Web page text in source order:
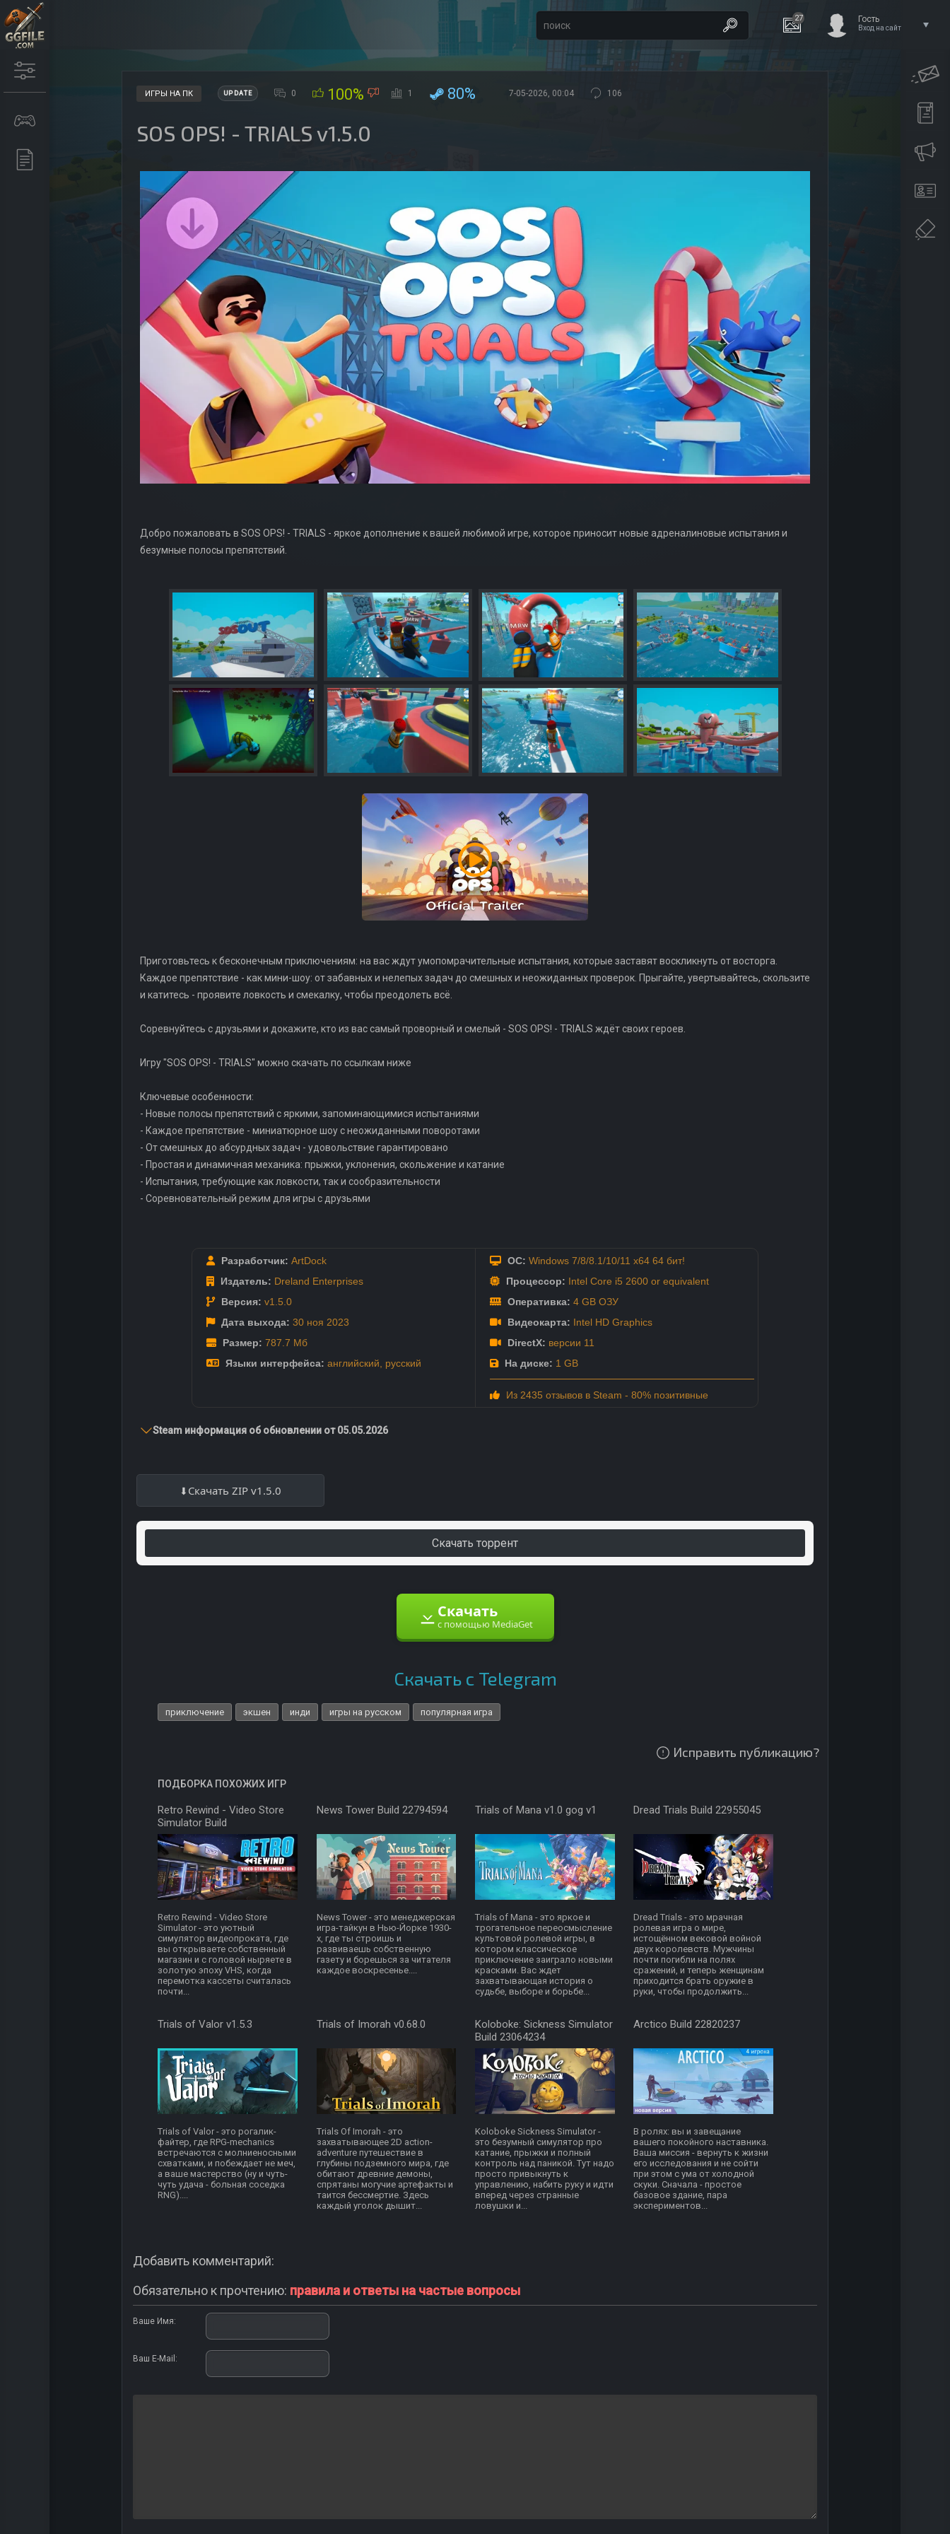
27 Гость
Вход на сайт
ИГРЫ НА ПК UPDATE 0 100% 1 80% 7-05-2026, 00:04 106
SOS OPS! - TRIALS v1.5.0
Добро пожаловать в SOS OPS! - TRIALS - яркое дополнение к вашей любимой игре, которое приносит новые адреналиновые испытания и
безумные полосы препятствий.
Приготовьтесь к бесконечным приключениям: на вас ждут умопомрачительные испытания, которые заставят воскликнуть от восторга.
Каждое препятствие - как мини-шоу: от забавных и нелепых задач до смешных и неожиданных проверок. Прыгайте, увертывайтесь, скользите
и катитесь - проявите ловкость и смекалку, чтобы преодолеть всё.
Соревнуйтесь с друзьями и докажите, кто из вас самый проворный и смелый - SOS OPS! - TRIALS ждёт своих героев.
Игру "SOS OPS! - TRIALS" можно скачать по ссылкам ниже
Ключевые особенности:
- Новые полосы препятствий с яркими, запоминающимися испытаниями
- Каждое препятствие - миниатюрное шоу с неожиданными поворотами
- От смешных до абсурдных задач - удовольствие гарантировано
- Простая и динамичная механика: прыжки, уклонения, скольжение и катание
- Испытания, требующие как ловкости, так и сообразительности
- Соревновательный режим для игры с друзьями
Разработчик: ArtDock
Издатель: Dreland Enterprises
Версия: v1.5.0
Дата выхода: 30 ноя 2023
Размер: 787.7 Мб
Языки интерфейса: английский, русский
ОС: Windows 7/8/8.1/10/11 x64 64 бит!
Процессор: Intel Core i5 2600 or equivalent
Оперативка: 4 GB ОЗУ
Видеокарта: Intel HD Graphics
DirectX: версии 11
На диске: 1 GB
Из 2435 отзывов в Steam - 80% позитивные
Steam информация об обновлении от 05.05.2026
Скачать ZIP v1.5.0
Скачать торрент
Скачать
с помощью MediaGet
Скачать с Telegram
приключение экшен инди игры на русском популярная игра
Исправить публикацию?
ПОДБОРКА ПОХОЖИХ ИГР
Retro Rewind - Video Store
Simulator Build
Retro Rewind - Video Store
Simulator - это уютный
симулятор видеопроката, где
вы открываете собственный
магазин и с головой ныряете в
золотую эпоху VHS, когда
перемотка кассеты считалась
почти...
News Tower Build 22794594
News Tower - это менеджерская
игра-тайкун в Нью-Йорке 1930-
х, где ты строишь и
развиваешь собственную
газету и борешься за читателя
каждое воскресенье....
Trials of Mana v1.0 gog v1
Trials of Mana - это яркое и
трогательное переосмысление
культовой ролевой игры, в
котором классическое
приключение заиграло новыми
красками. Вас ждет
захватывающая история о
судьбе, выборе и борьбе...
Dread Trials Build 22955045
Dread Trials - это мрачная
ролевая игра о мире,
истощённом вековой войной
двух королевств. Мужчины
почти погибли на полях
сражений, и теперь женщинам
приходится брать оружие в
руки, чтобы продолжить...
Trials of Valor v1.5.3
Trials of Valor - это рогалик-
файтер, где RPG-mechanics
встречаются с молниеносными
схватками, и побеждает не меч,
а ваше мастерство (ну и чуть-
чуть удача - больная соседка
RNG)....
Trials of Imorah v0.68.0
Trials Of Imorah - это
захватывающее 2D action-
adventure путешествие в
глубины подземного мира, где
обитают древние демоны,
спрятаны могучие артефакты и
таится бессмертие. Здесь
каждый уголок дышит...
Koloboke: Sickness Simulator
Build 23064234
Koloboke Sickness Simulator -
это безумный симулятор про
катание, прыжки и полный
контроль над паникой. Тут надо
просто привыкнуть к
управлению, набить руку и идти
вперед через странные
ловушки и...
Arctico Build 22820237
В ролях: вы и завещание
вашего покойного наставника.
Ваша миссия - вернуть к жизни
его исследования и не сойти
при этом с ума от холодной
скуки. Сначала - простое
базовое здание, пара
экспериментов...
Добавить комментарий:
Обязательно к прочтению: правила и ответы на частые вопросы
Ваше Имя:
Ваш E-Mail: